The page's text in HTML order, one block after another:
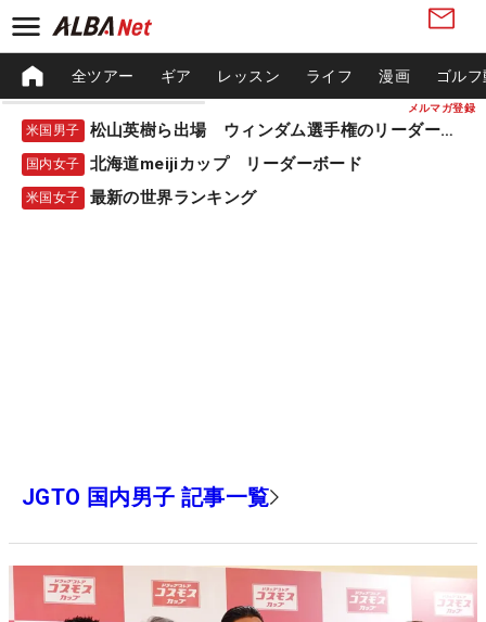
メルマガ登録
全ツアー ギア レッスン ライフ 漫画 ゴル
米国男子 松山英樹ら出場 ウィンダム選手権のリーダーボード
国内女子 北海道meijiカップ リーダーボード
米国女子 最新の世界ランキング
JGTO 国内男子 記事一覧